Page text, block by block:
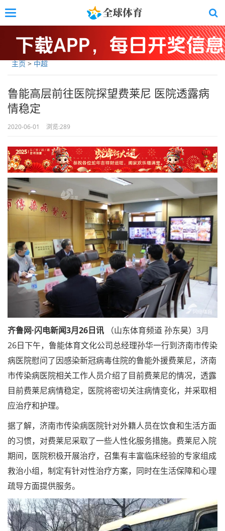
to
main
Toggle
主页>中超
鲁能高层前往医院探望费莱尼 医院透露病
情稳定
2020-06-01 浏览:289
齐鲁网·闪电新闻3月26日讯 （山东体育频道 孙东昊）3月
26日下午，鲁能体育文化公司总经理孙华一行到济南市传染
病医院慰问了因感染新冠病毒住院的鲁能外援费莱尼，济南
市传染病医院相关工作人员介绍了目前费莱尼的情况，透露
目前费莱尼病情稳定，医院将密切关注病情变化，并采取相
应治疗和护理。
据了解，济南市传染病医院针对外籍人员在饮食和生活方面
的习惯，对费莱尼采取了一些人性化服务措施。费莱尼入院
期间，医院积极开展治疗，召集有丰富临床经验的专家组成
救治小组，制定有针对性治疗方案，同时在生活保障和心理
疏导方面提供服务。